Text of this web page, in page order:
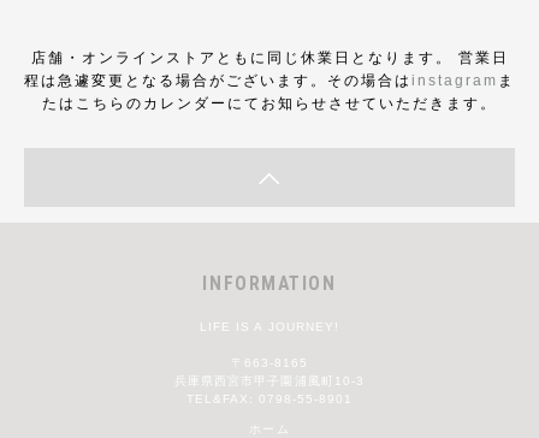
店舗・オンラインストアともに同じ休業日となります。 営業日
程は急遽変更となる場合がございます。その場合は instagram ま
たはこちらのカレンダーにてお知らせさせていただきます。
INFORMATION
LIFE IS A JOURNEY!
〒663-8165
兵庫県西宮市甲子園浦風町10-3
TEL&FAX: 0798-55-8901
ホーム